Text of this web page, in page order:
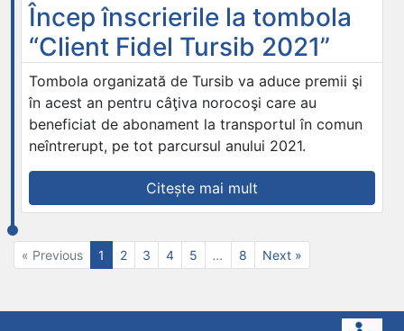
site-
ul
Tursib”
Încep înscrierile la tombola
“Client Fidel Tursib 2021”
Tombola organizată de Tursib va aduce premii şi
în acest an pentru câţiva norocoşi care au
beneficiat de abonament la transportul în comun
neîntrerupt, pe tot parcursul anului 2021.
Citește mai mult
înscrierile
tombola
“Client
Tursib
« Previous 1 2 3 4 5 … 8 Next »